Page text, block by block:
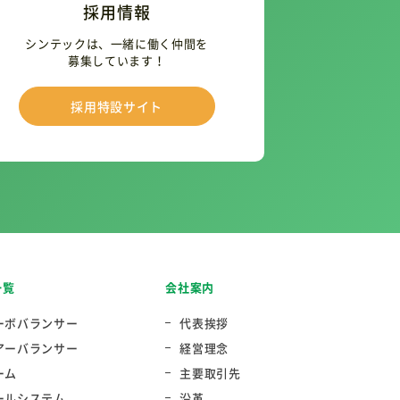
採用情報
シンテックは、一緒に働く仲間を
募集しています！
採用特設サイト
ボバランサー
ーバランサー
ム
会社案内
代表挨拶
経営理念
主要取引先